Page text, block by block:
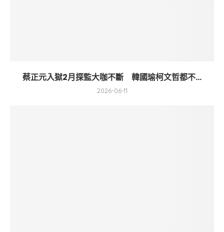
蔡正元入獄2月探監大咖不斷 韓國瑜柯文哲都不...
2026-06-11